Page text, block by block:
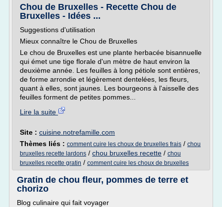
Chou de Bruxelles - Recette Chou de
Bruxelles - Idées ...
Suggestions d'utilisation
Mieux connaître le Chou de Bruxelles
Le chou de Bruxelles est une plante herbacée bisannuelle
qui émet une tige florale d'un mètre de haut environ la
deuxième année. Les feuilles à long pétiole sont entières,
de forme arrondie et légèrement dentelées, les fleurs,
quant à elles, sont jaunes. Les bourgeons à l'aisselle des
feuilles forment de petites pommes...
Lire la suite
Site : cuisine.notrefamille.com
Thèmes liés : comment cuire les choux de bruxelles frais / chou
bruxelles recette lardons / chou bruxelles recette / chou
bruxelles recette gratin / comment cuire les choux de bruxelles
Gratin de chou fleur, pommes de terre et
chorizo
Blog culinaire qui fait voyager